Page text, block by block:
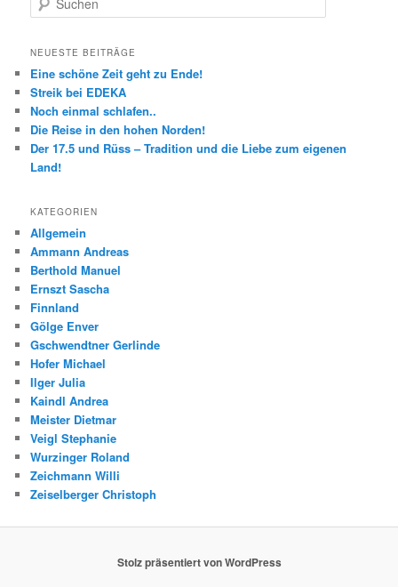
u
h
n
NEUESTE BEITRÄGE
Eine schöne Zeit geht zu Ende!
Streik bei EDEKA
Noch einmal schlafen..
Die Reise in den hohen Norden!
Der 17.5 und Rüss – Tradition und die Liebe zum eigenen
Land!
KATEGORIEN
Allgemein
Ammann Andreas
Berthold Manuel
Ernszt Sascha
Finnland
Gölge Enver
Gschwendtner Gerlinde
Hofer Michael
Ilger Julia
Kaindl Andrea
Meister Dietmar
Veigl Stephanie
Wurzinger Roland
Zeichmann Willi
Zeiselberger Christoph
Stolz präsentiert von WordPress